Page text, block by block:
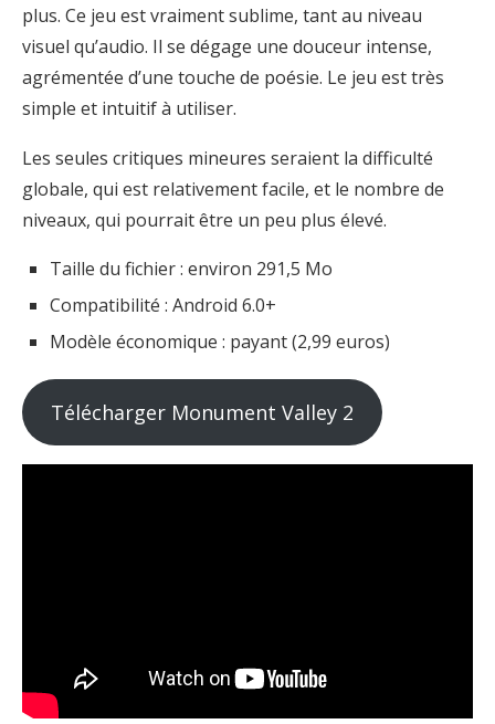
plus. Ce jeu est vraiment sublime, tant au niveau
visuel qu’audio. Il se dégage une douceur intense,
agrémentée d’une touche de poésie. Le jeu est très
simple et intuitif à utiliser.
Les seules critiques mineures seraient la difficulté
globale, qui est relativement facile, et le nombre de
niveaux, qui pourrait être un peu plus élevé.
Taille du fichier : environ 291,5 Mo
Compatibilité : Android 6.0+
Modèle économique : payant (2,99 euros)
Télécharger Monument Valley 2